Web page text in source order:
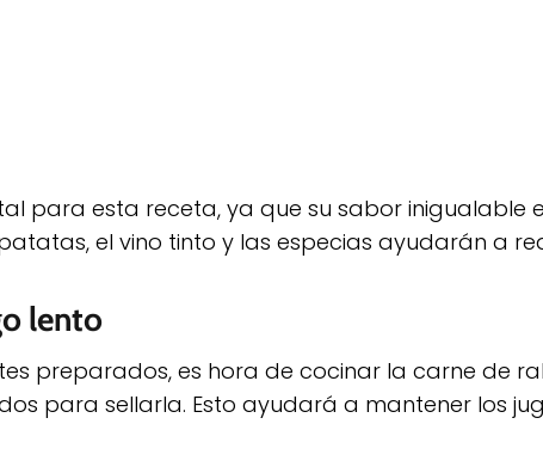
para esta receta, ya que su sabor inigualable
el vino tinto y las especias ayudarán a
lento
preparados, es hora de cocinar la carne de
para sellarla. Esto ayudará a mantener los